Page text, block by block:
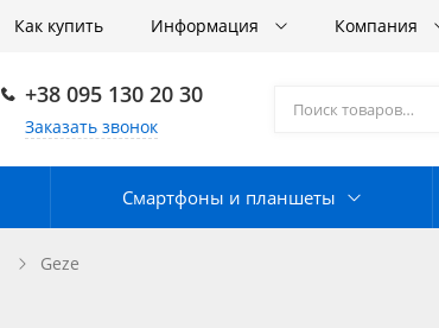
Как купить Информация Компания
+38 095 130 20 30
Заказать звонок
Смартфоны и планшеты
Geze